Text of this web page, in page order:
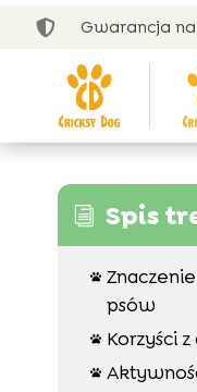
 Gwarancja na
i Spis

psów
 Korzyści
